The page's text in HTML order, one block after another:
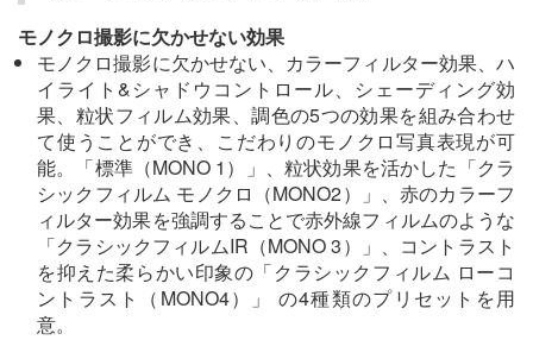
モノクロ撮影に欠かせない効果
モノクロ撮影に欠かせない、カラーフィルター効果、ハ
イライト&シャドウコントロール、シェーディング効
果、粒状フィルム効果、調色の5つの効果を組み合わせ
て使うことができ、こだわりのモノクロ写真表現が可
能。「標準（MONO 1）」、粒状効果を活かした「クラ
シックフィルム モノクロ（MONO2）」、赤のカラーフ
ィルター効果を強調することで赤外線フィルムのような
「クラシックフィルムIR（MONO 3）」、コントラスト
を抑えた柔らかい印象の「クラシックフィルム ローコ
ントラスト（MONO4）」 の4種類のプリセットを用
意。